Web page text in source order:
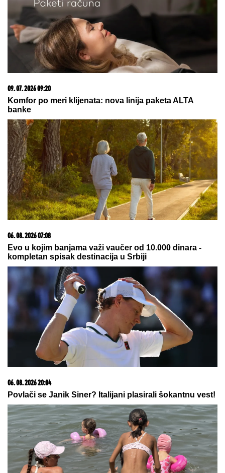
23. 07. 2026 12:47
Letnje večeri u gradu više nisu rezervisane za vikend:
Zašto sve više ljudi bira večeru koja se spontano
pretvori u druženje
15. 07. 2026 07:44
Većina građana izgubi novac pre nego što stigne na
letovanje - ovih 7 troškova skoro niko ne planira
09. 07. 2026 09:20
Komfor po meri klijenata: nova linija paketa ALTA
banke